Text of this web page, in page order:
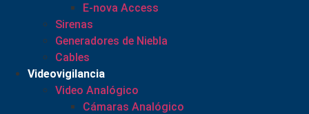
E-nova Access
Sirenas
Generadores de Niebla
Cables
Videovigilancia
Video Analógico
Cámaras Analógico